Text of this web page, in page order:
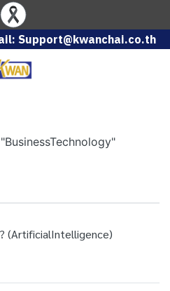
Support@kwanchai.co.th
(ArtificialIntelligence)